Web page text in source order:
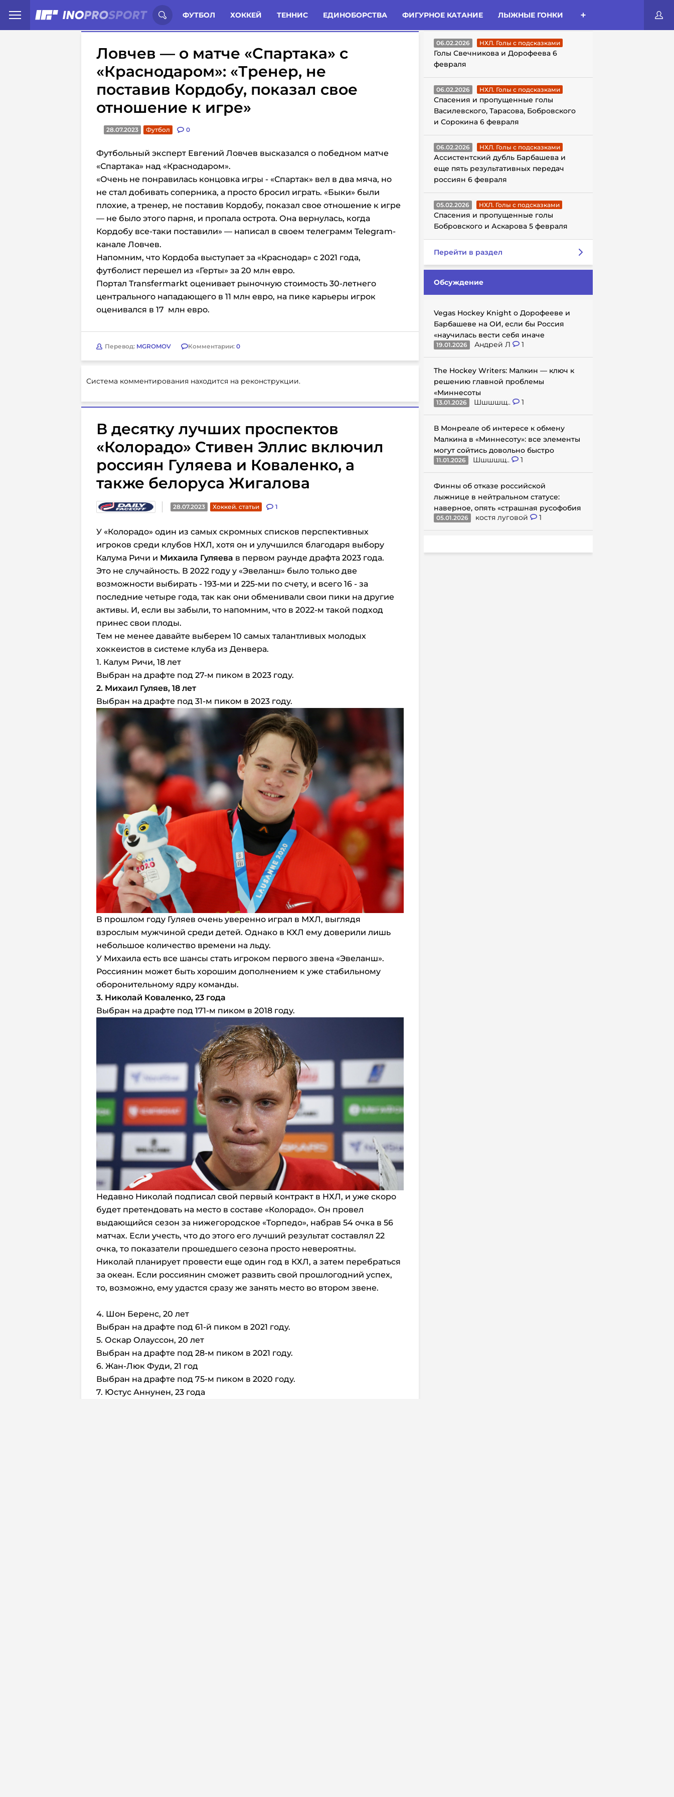
ФУТБОЛ ХОККЕЙ ТЕННИС ЕДИНОБОРСТВА ФИГУРНОЕ КАТАНИЕ ЛЫЖНЫЕ ГОНКИ
Иностранцы о спорте России: Статьи Комменты Новости
Ловчев — о матче «Спартака» с
«Краснодаром»: «Тренер, не
поставив Кордобу, показал свое
отношение к игре»
28.07.2023 Футбол 0
Футбольный эксперт Евгений Ловчев высказался о победном матче
«Спартака» над «Краснодаром».
«Очень не понравилась концовка игры - «Спартак» вел в два мяча, но
не стал добивать соперника, а просто бросил играть. «Быки» были
плохие, а тренер, не поставив Кордобу, показал свое отношение к игре
— не было этого парня, и пропала острота. Она вернулась, когда
Кордобу все-таки поставили» — написал в своем телеграмм Telegram-
канале Ловчев.
Напомним, что Кордоба выступает за «Краснодар» с 2021 года,
футболист перешел из «Герты» за 20 млн евро.
Портал Transfermarkt оценивает рыночную стоимость 30-летнего
центрального нападающего в 11 млн евро, на пике карьеры игрок
оценивался в 17 млн евро.
Перевод: MGROMOV Комментарии: 0
Система комментирования находится на реконструкции.
В десятку лучших проспектов
«Колорадо» Стивен Эллис включил
россиян Гуляева и Коваленко, а
также белоруса Жигалова
28.07.2023 Хоккей. статьи 1
У «Колорадо» один из самых скромных списков перспективных
игроков среди клубов НХЛ, хотя он и улучшился благодаря выбору
Калума Ричи и Михаила Гуляева в первом раунде драфта 2023 года.
Это не случайность. В 2022 году у «Эвеланш» было только две
возможности выбирать - 193-ми и 225-ми по счету, и всего 16 - за
последние четыре года, так как они обменивали свои пики на другие
активы. И, если вы забыли, то напомним, что в 2022-м такой подход
принес свои плоды.
Тем не менее давайте выберем 10 самых талантливых молодых
хоккеистов в системе клуба из Денвера.
1. Калум Ричи, 18 лет
Выбран на драфте под 27-м пиком в 2023 году.
2. Михаил Гуляев, 18 лет
Выбран на драфте под 31-м пиком в 2023 году.
В прошлом году Гуляев очень уверенно играл в МХЛ, выглядя
взрослым мужчиной среди детей. Однако в КХЛ ему доверили лишь
небольшое количество времени на льду.
У Михаила есть все шансы стать игроком первого звена «Эвеланш».
Россиянин может быть хорошим дополнением к уже стабильному
оборонительному ядру команды.
3. Николай Коваленко, 23 года
Выбран на драфте под 171-м пиком в 2018 году.
Недавно Николай подписал свой первый контракт в НХЛ, и уже скоро
будет претендовать на место в составе «Колорадо». Он провел
выдающийся сезон за нижегородское «Торпедо», набрав 54 очка в 56
матчах. Если учесть, что до этого его лучший результат составлял 22
очка, то показатели прошедшего сезона просто невероятны.
Николай планирует провести еще один год в КХЛ, а затем перебраться
за океан. Если россиянин сможет развить свой прошлогодний успех,
то, возможно, ему удастся сразу же занять место во втором звене.
4. Шон Беренс, 20 лет
Выбран на драфте под 61-й пиком в 2021 году.
5. Оскар Олауссон, 20 лет
Выбран на драфте под 28-м пиком в 2021 году.
6. Жан-Люк Фуди, 21 год
Выбран на драфте под 75-м пиком в 2020 году.
7. Юстус Аннунен, 23 года
ГОЛЫ С ПОДСКАЗКАМИ
06.02.2026 НХЛ. Голы с подсказками
Голы Свечникова и Дорофеева 6
февраля
06.02.2026 НХЛ. Голы с подсказками
Спасения и пропущенные голы
Василевского, Тарасова, Бобровского
и Сорокина 6 февраля
06.02.2026 НХЛ. Голы с подсказками
Ассистентский дубль Барбашева и
еще пять результативных передач
россиян 6 февраля
05.02.2026 НХЛ. Голы с подсказками
Спасения и пропущенные голы
Бобровского и Аскарова 5 февраля
Перейти в раздел
Обсуждение
Vegas Hockey Knight о Дорофееве и
Барбашеве на ОИ, если бы Россия
«научилась вести себя иначе
19.01.2026 Андрей Л 1
The Hockey Writers: Малкин — ключ к
решению главной проблемы
«Миннесоты
13.01.2026 Шшшшщ.. 1
В Монреале об интересе к обмену
Малкина в «Миннесоту»: все элементы
могут сойтись довольно быстро
11.01.2026 Шшшшщ.. 1
Финны об отказе российской
лыжнице в нейтральном статусе:
наверное, опять «страшная русофобия
05.01.2026 костя луговой 1